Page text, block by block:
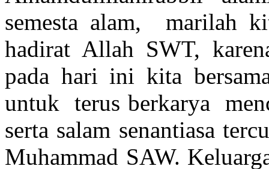
semesta alam, marilah
hadirat Allah SWT,
pada hari ini kita
untuk terus berkarya
serta salam senantiasa
Muhammad SAW.